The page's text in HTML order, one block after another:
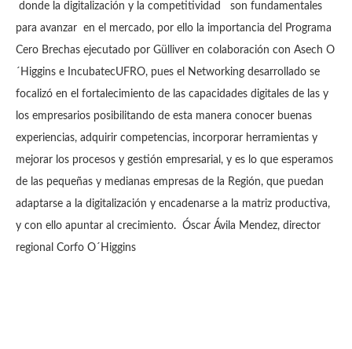
donde la digitalización y la competitividad son fundamentales
para avanzar en el mercado, por ello la importancia del Programa
Cero Brechas ejecutado por Gülliver en colaboración con Asech O
´Higgins e IncubatecUFRO, pues el Networking desarrollado se
focalizó en el fortalecimiento de las capacidades digitales de las y
los empresarios posibilitando de esta manera conocer buenas
experiencias, adquirir competencias, incorporar herramientas y
mejorar los procesos y gestión empresarial, y es lo que esperamos
de las pequeñas y medianas empresas de la Región, que puedan
adaptarse a la digitalización y encadenarse a la matriz productiva,
y con ello apuntar al crecimiento. Óscar Ávila Mendez, director
regional Corfo O´Higgins